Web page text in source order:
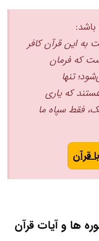
به این قرآن کافر
‏که فرمان
تنها
که یاری
فقط سپاه ما
قرآن
ها و آیات قرآن